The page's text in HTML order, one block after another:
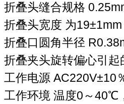
折叠头缝合规格
折叠头宽度 为
折叠口圆角半径
折叠夹头旋转偏心引
工作电源 AC220V±10
工作环境 温度0～40℃